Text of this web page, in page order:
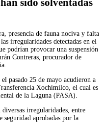
sido solventadas
presencia de fauna nociva y falta
irregularidades detectadas en el
podrían provocar una suspensión
Contreras, procurador de
pasado 25 de mayo acudieron a
Xochimilco, el cual es
de la Laguna (PASA).
diversas irregularidades, entre
seguridad aprobadas por la